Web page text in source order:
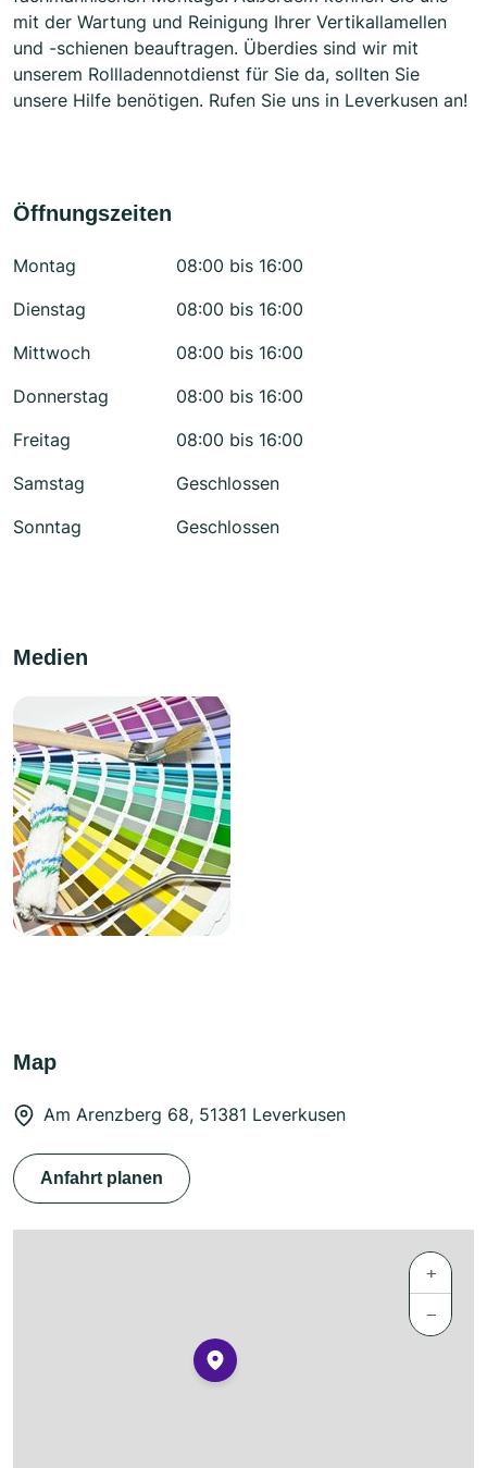
mit der Wartung und Reinigung Ihrer Vertikallamellen
und -schienen beauftragen. Überdies sind wir mit
unserem Rollladennotdienst für Sie da, sollten Sie
unsere Hilfe benötigen. Rufen Sie uns in Leverkusen an!
Öffnungszeiten
Montag
08:00 bis 16:00
Dienstag
08:00 bis 16:00
Mittwoch
08:00 bis 16:00
Donnerstag
08:00 bis 16:00
Freitag
08:00 bis 16:00
Samstag
Geschlossen
Sonntag
Geschlossen
Medien
Map
Am Arenzberg 68, 51381 Leverkusen
Anfahrt planen
+
−